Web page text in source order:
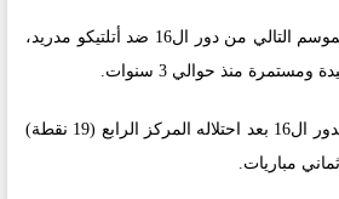
ورغم توديع البطولة في الموسم التالي من دور ال16 ضد أتلتيكو مدريد،
ومستمرة منذ حوالي 3 سنوات.
وحجز إنتر مقعدا مباشرا لدور ال16 بعد احتلاله المركز الرابع (19 نقطة)
مباريات.